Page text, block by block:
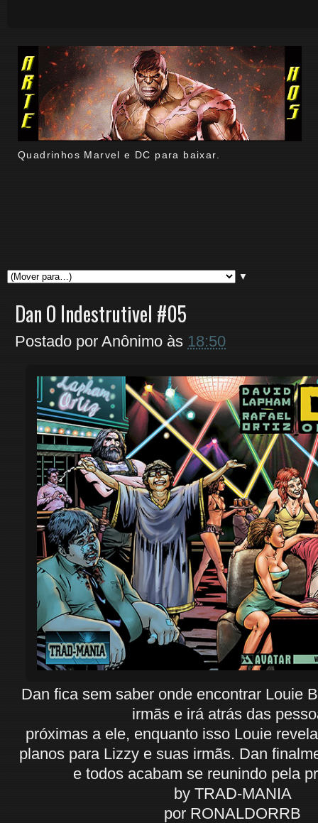
Quadrinhos Marvel e DC para baixar.
▼
Dan O Indestrutivel #05
Postado por Anônimo às 18:50
Dan fica sem saber onde encontrar Louie
irmãs e irá atrás das
próximas a ele, enquanto isso Louie
planos para Lizzy e suas irmãs. Dan
e todos acabam se reunindo pela
by TRAD-MANIA
por RONALDORRB